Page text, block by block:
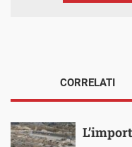
CORRELATI